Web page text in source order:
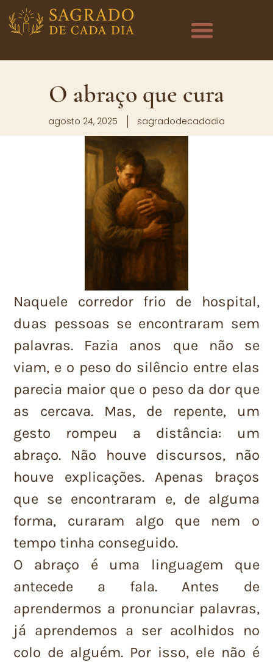
O abraço que cura
agosto 24, 2025 sagradodecadadia
Naquele corredor frio de hospital,
duas pessoas se encontraram sem
palavras. Fazia anos que não se
viam, e o peso do silêncio entre elas
parecia maior que o peso da dor que
as cercava. Mas, de repente, um
gesto rompeu a distância: um
abraço. Não houve discursos, não
houve explicações. Apenas braços
que se encontraram e, de alguma
forma, curaram algo que nem o
tempo tinha conseguido.
O abraço é uma linguagem que
antecede a fala. Antes de
aprendermos a pronunciar palavras,
já aprendemos a ser acolhidos no
colo de alguém. Por isso, ele não é